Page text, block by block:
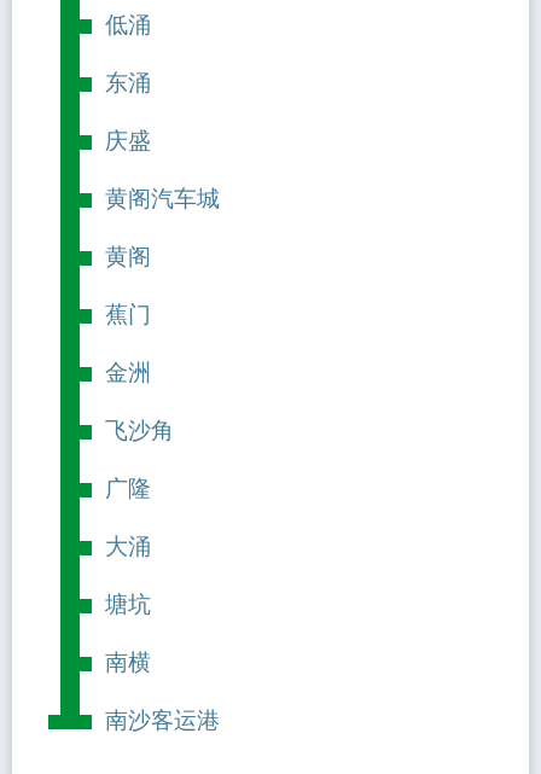
低涌
东涌
庆盛
黄阁汽车城
黄阁
蕉门
金洲
飞沙角
广隆
大涌
塘坑
南横
南沙客运港